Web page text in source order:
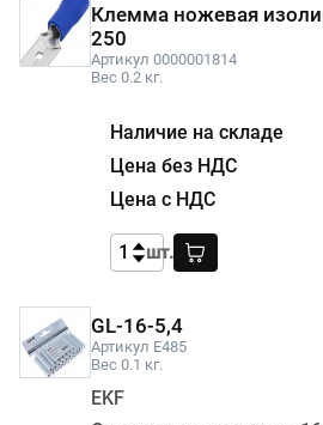
Клемма ножевая
250
Артикул 0000001814
Вес 0.2 кг.
шт.
GL-16-5,4
Артикул E485
Вес 0.1 кг.
EKF